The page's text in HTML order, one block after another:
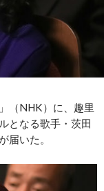
（NHK）に、趣里
となる歌手・茨田
届いた。